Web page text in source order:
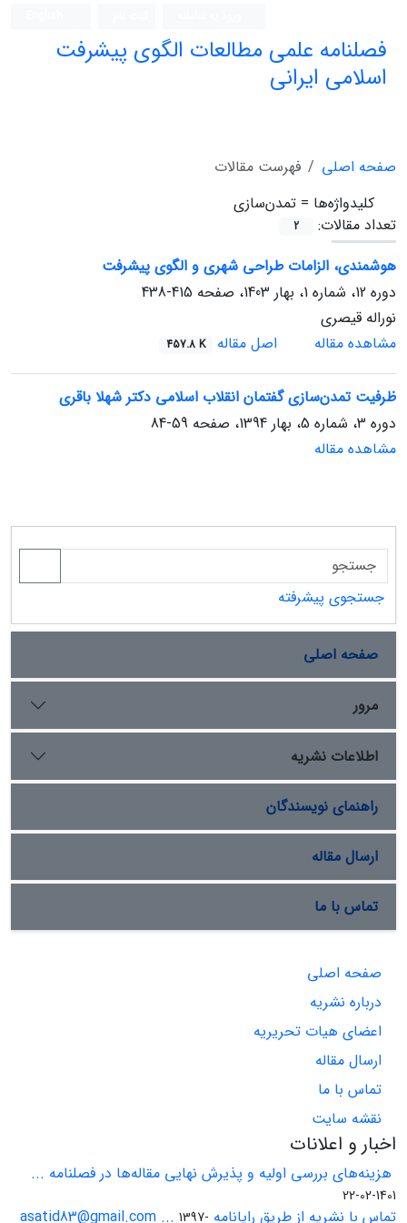
فصلنامه علمی مطالعات الگوی پیشرفت
اسلامی ایرانی
صفحه اصلی
فهرست مقالات
کلیدواژه‌ها = تمدن‌سازی
تعداد مقالات:
2
هوشمندی، الزامات طراحی شهری و الگوی پیشرفت
دوره 12، شماره 1، بهار 1403، صفحه
415-438
نوراله قیصری
مشاهده مقاله
اصل مقاله 457.8 K
ظرفیت تمدن‌سازی گفتمان انقلاب اسلامی دکتر شهلا باقری
دوره 3، شماره 5، بهار 1394، صفحه
59-84
مشاهده مقاله
جستجوی پیشرفته
صفحه اصلی
مرور
اطلاعات نشریه
راهنمای نویسندگان
ارسال مقاله
تماس با ما
صفحه اصلی
درباره نشریه
اعضای هیات تحریریه
ارسال مقاله
تماس با ما
نقشه سایت
اخبار و اعلانات
هزینه‌های بررسی اولیه و پذیرش نهایی مقاله‌ها در فصلنامه ...
1401-02-22
تماس با نشریه از طریق رایانامه asatid83@gmail.com ... 1397-